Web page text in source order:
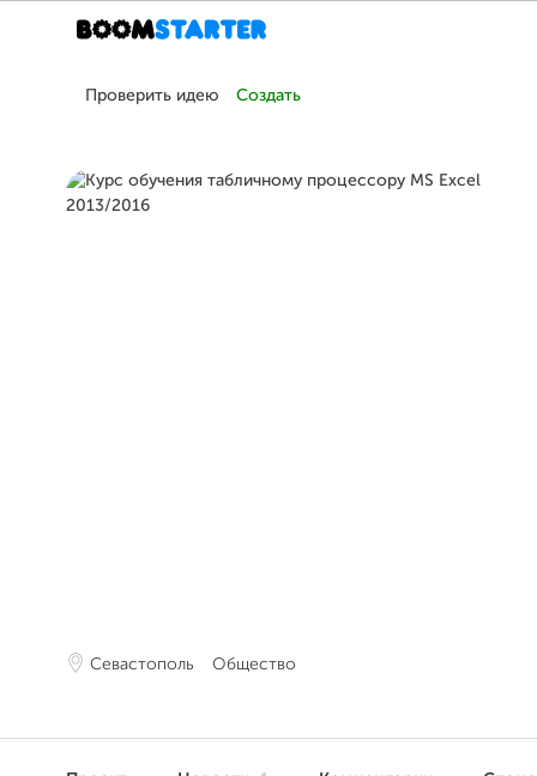
Проверить идею Создать
Севастополь Общество